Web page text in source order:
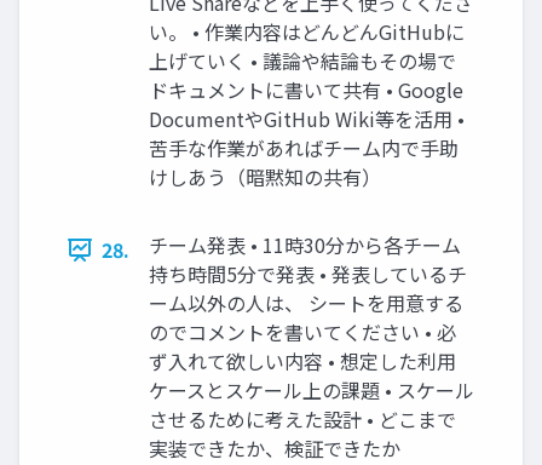
い。 • 作業内容はどんどんGitHubに
上げていく • 議論や結論もその場で
ドキュメントに書いて共有 • Google
DocumentやGitHub Wiki等を活用 •
苦手な作業があればチーム内で手助
けしあう（暗黙知の共有）
28.
チーム発表 • 11時30分から各チーム
持ち時間5分で発表 • 発表しているチ
ーム以外の人は、 シートを用意する
のでコメントを書いてください • 必
ず入れて欲しい内容 • 想定した利用
ケースとスケール上の課題 • スケール
させるために考えた設計 • どこまで
実装できたか、検証できたか